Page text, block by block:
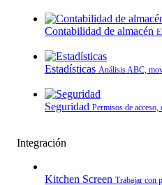
Contabilidad de almacén
Estadísticas Análisis ABC,
Seguridad Permisos de
Integración
Kitchen Screen Trabajar con